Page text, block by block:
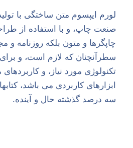
لورم ایپسوم متن ساختگی با
صنعت چاپ، و با استفاده از
چاپگرها و متون بلکه روزنامه و
سطرآنچنان که لازم است، و
تکنولوژی مورد نیاز، و
ابزارهای کاربردی می باشد،
سه درصد گذشته حال و آینده.